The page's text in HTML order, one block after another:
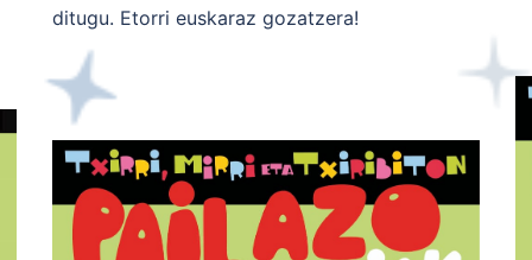
ditugu. Etorri euskaraz gozatzera!